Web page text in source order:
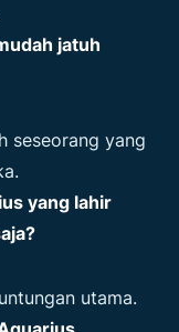
jatuh
seseorang yang
yang lahir
utama.